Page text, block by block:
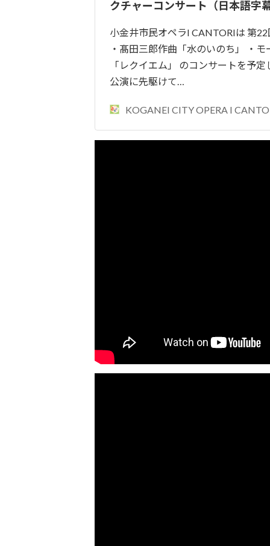
クチャーコンサート（日本語字
小金井市民オペラI CANTORIは 第
・髙田三郎作曲「水のいのち」 ・
「レクイエム」 のコンサートを予
公演に先駆けて…
KOGANEI CITY OPERA I